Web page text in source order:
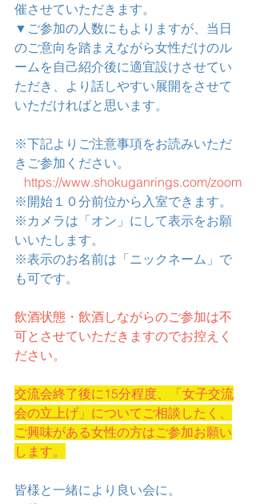
催させていただきます。
▼ご参加の人数にもよりますが、当日
のご意向を踏まえながら女性だけのル
ームを自己紹介後に適宜設けさせてい
ただき、より話しやすい展開をさせて
いただければと思います。
※下記よりご注意事項をお読みいただ
きご参加ください。
https://www.shokuganrings.com/zoom
※開始１０分前位から入室できます。
※カメラは「オン」にして表示をお願
いいたします。
※表示のお名前は「ニックネーム」で
も可です。
飲酒状態・飲酒しながらのご参加は不
可とさせていただきますのでお控えく
ださい。
交流会終了後に15分程度、「女子交流
会の立上げ」についてご相談したく、
ご興味がある女性の方はご参加お願い
します。
皆様と一緒により良い会に。